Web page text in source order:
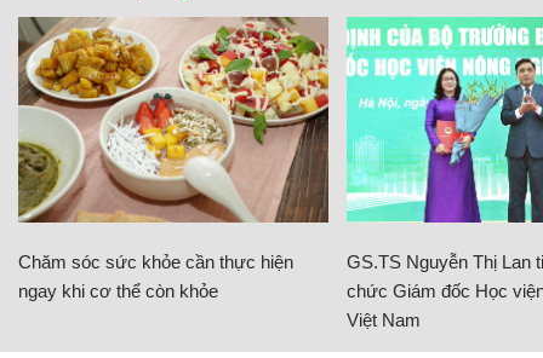
Chăm sóc sức khỏe cần thực hiện
ngay khi cơ thể còn khỏe
GS.TS Nguyễn Thị Lan
chức Giám đốc Học
Việt Nam